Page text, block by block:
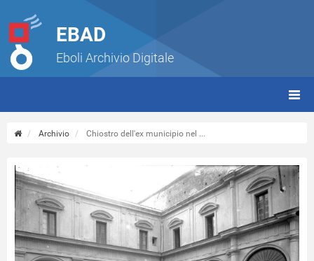
EBAD
Eboli Archivio Digitale
Archivio Chiostro dell'ex municipio nel ...